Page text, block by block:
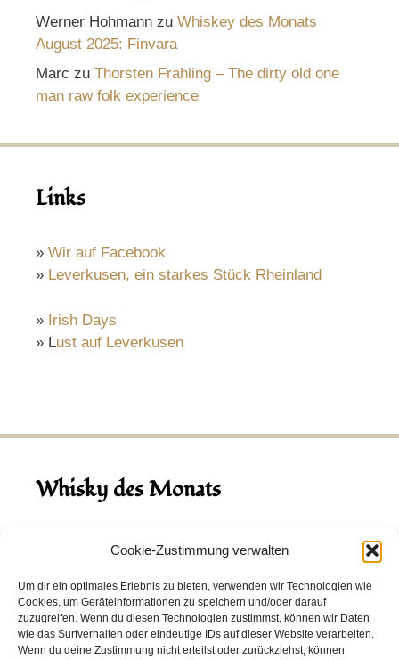
Cookie-Zustimmung verwalten
Um dir ein optimales Erlebnis zu bieten, verwenden wir Technologien wie
Cookies, um Geräteinformationen zu speichern und/oder darauf
zuzugreifen. Wenn du diesen Technologien zustimmst, können wir Daten
wie das Surfverhalten oder eindeutige IDs auf dieser Website verarbeiten.
Wenn du deine Zustimmung nicht erteilst oder zurückziehst, können
Werner Hohmann zu Whiskey des Monats
August 2025: Finvara
Marc zu Thorsten Frahling – The dirty old one
man raw folk experience
Links
» Wir auf Facebook
» Leverkusen, ein starkes Stück Rheinland
» Irish Days
» Lust auf Leverkusen
Whisky des Monats
August 2026
Hinch Double Wood
Destillerie:Hinch(Irland)
Single Malt, 43.0%